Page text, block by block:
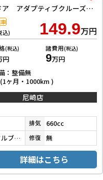
ベースグレード 片側電動スライドドア アダプティブクルーズコントロール LEDヘッドライト クリアランスソナー スマートキー アイドリングストップ CVT ESC チップアップシート エアコン パワーウィンドウ
込) 149.9万円
(税込)
円
諸費用(税込)
9万円
：整備無
ヶ月・1000km )
尼崎店
排気 660cc
クリスタルブラックパール 修復 無
詳細はこちら